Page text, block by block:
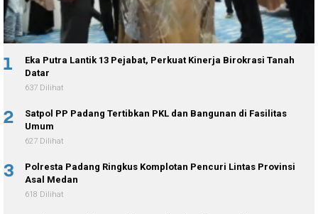
1
Eka Putra Lantik 13 Pejabat, Perkuat Kinerja Birokrasi Tanah
Datar
637 Dilihat
2
Satpol PP Padang Tertibkan PKL dan Bangunan di Fasilitas
Umum
627 Dilihat
3
Polresta Padang Ringkus Komplotan Pencuri Lintas Provinsi
Asal Medan
618 Dilihat